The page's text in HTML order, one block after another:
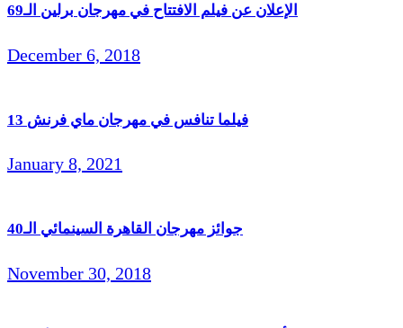
الإعلان عن فيلم الافتتاح في مهرجان برلين الـ69
December 6, 2018
13 فيلما تنافس في مهرجان ماي فرنش
January 8, 2021
جوائز مهرجان القاهرة السينمائي الـ40
November 30, 2018